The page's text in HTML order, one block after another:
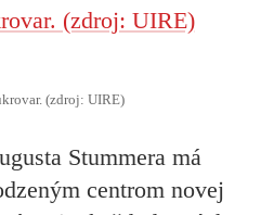
(zdroj: UIRE)
Stummera má
centrom novej